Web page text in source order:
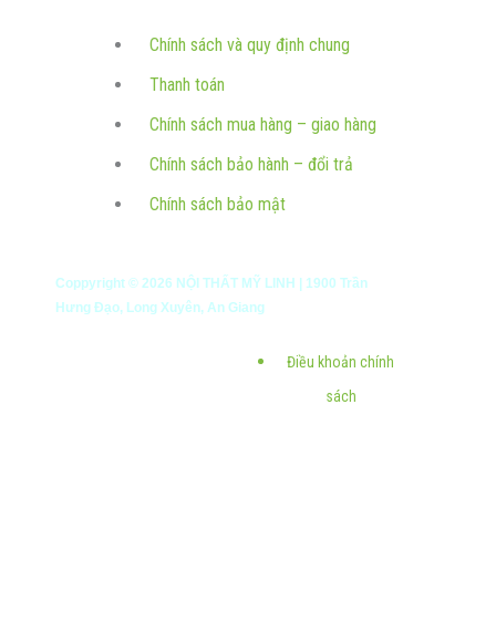
Chính sách và quy định chung
Thanh toán
Chính sách mua hàng – giao hàng
Chính sách bảo hành – đổi trả
Chính sách bảo mật
Coppyright © 2026 NỘI THẤT MỸ LINH | 1900 Trần
Hưng Đạo, Long Xuyên, An Giang
Điều khoản chính
sách